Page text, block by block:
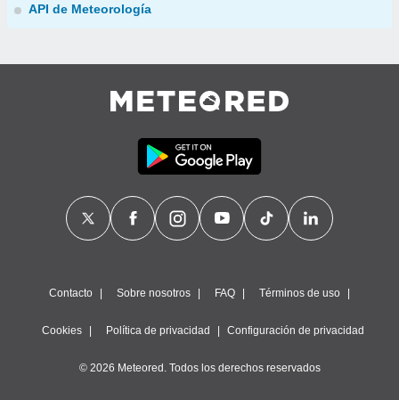
API de Meteorología
Contacto Sobre nosotros FAQ Términos de uso
Cookies Política de privacidad Configuración de privacidad
© 2026 Meteored. Todos los derechos reservados